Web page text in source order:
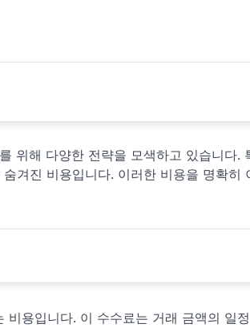
위해 다양한 전략을 모색하고 있습니다.
겨진 비용입니다. 이러한 비용을 명확히
용입니다. 이 수수료는 거래 금액의 일